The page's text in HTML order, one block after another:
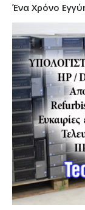
Ένα Χρόνο